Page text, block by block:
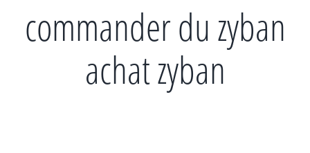
commander du zyban
achat zyban